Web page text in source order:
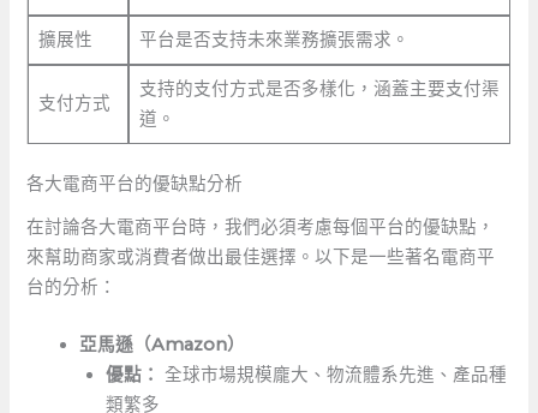
擴展性 平台是否支持未來業務擴張需求。
支付方式
支持的支付方式是否多樣化，涵蓋主要支付渠
道。
各大電商平台的優缺點分析
在討論各大電商平台時，我們必須考慮每個平台的優缺點，
來幫助商家或消費者做出最佳選擇。以下是一些著名電商平
台的分析：
亞馬遜（Amazon）
優點： 全球市場規模龐大、物流體系先進、產品種
類繁多